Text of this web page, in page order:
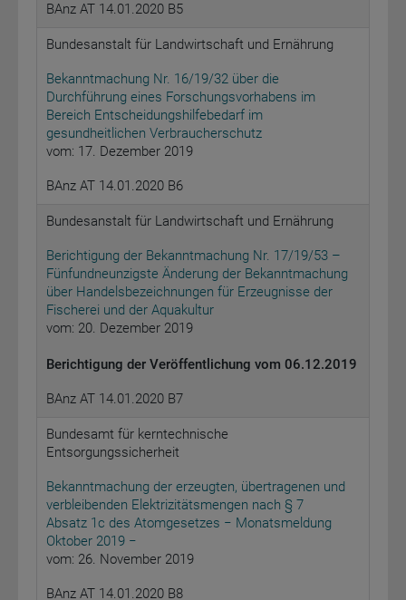
BAnz AT 14.01.2020 B5
Bundesanstalt für Landwirtschaft und Ernährung
Bekanntmachung Nr. 16/19/32 über die
Durchführung eines Forschungsvorhabens im
Bereich Entscheidungshilfebedarf im
gesundheitlichen Verbraucherschutz
vom: 17. Dezember 2019
BAnz AT 14.01.2020 B6
Bundesanstalt für Landwirtschaft und Ernährung
Berichtigung der Bekanntmachung Nr. 17/19/53 –
Fünfundneunzigste Änderung der Bekanntmachung
über Handelsbezeichnungen für Erzeugnisse der
Fischerei und der Aquakultur
vom: 20. Dezember 2019
Berichtigung der Veröffentlichung vom 06.12.2019
BAnz AT 14.01.2020 B7
Bundesamt für kerntechnische
Entsorgungssicherheit
Bekanntmachung der erzeugten, übertragenen und
verbleibenden Elektrizitätsmengen nach § 7
Absatz 1c des Atomgesetzes − Monatsmeldung
Oktober 2019 −
vom: 26. November 2019
BAnz AT 14.01.2020 B8